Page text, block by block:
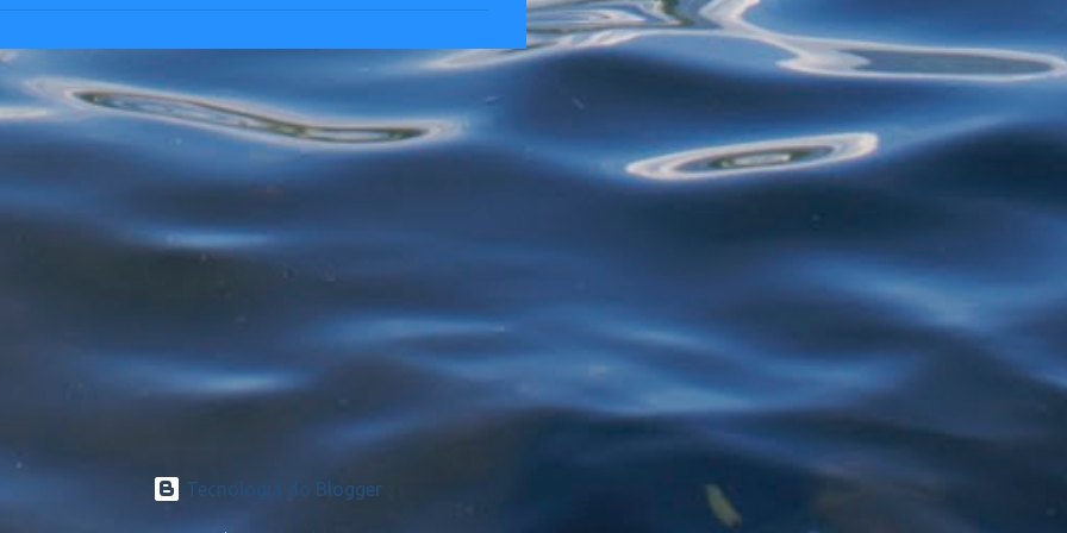
restos de alimentos para reciclagem, por
exemplo - estão proibidos de exercer
atividades de garimpagem. De acor...
Tecnologia do Blogger